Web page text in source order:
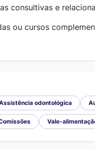
consultivas e
ou cursos
odontológica
Vale-